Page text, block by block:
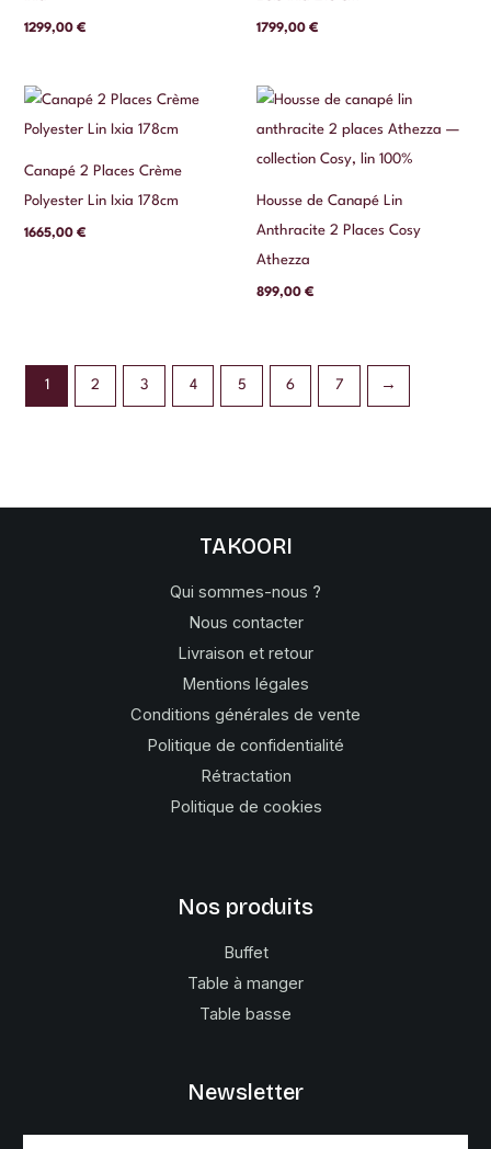
1299,00€ 1799,00 €
Canapé 2 Places Crème
Polyester Lin Ixia 178cm
1665,00€
Housse de Canapé Lin
Anthracite 2 Places Cosy
Athezza
899,00 €
1 2 3 4 5 6 7 →
TAKOORI
Qui sommes-nous ?
Nous contacter
Livraison et retour
Mentions légales
Conditions générales de vente
Politique de confidentialité
Rétractation
Politique de cookies
Nos produits
Buffet
Table à manger
Table basse
Newsletter